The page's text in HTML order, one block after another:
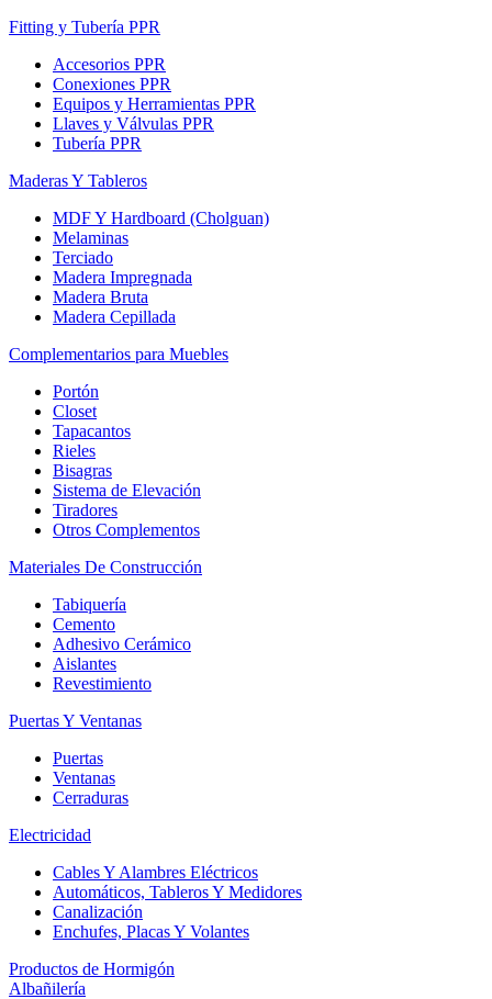
Fitting y Tubería PPR
Accesorios PPR
Conexiones PPR
Equipos y Herramientas PPR
Llaves y Válvulas PPR
Tubería PPR
Maderas Y Tableros
MDF Y Hardboard (Cholguan)
Melaminas
Terciado
Madera Impregnada
Madera Bruta
Madera Cepillada
Complementarios para Muebles
Portón
Closet
Tapacantos
Rieles
Bisagras
Sistema de Elevación
Tiradores
Otros Complementos
Materiales De Construcción
Tabiquería
Cemento
Adhesivo Cerámico
Aislantes
Revestimiento
Puertas Y Ventanas
Puertas
Ventanas
Cerraduras
Electricidad
Cables Y Alambres Eléctricos
Automáticos, Tableros Y Medidores
Canalización
Enchufes, Placas Y Volantes
Productos de Hormigón
Albañilería